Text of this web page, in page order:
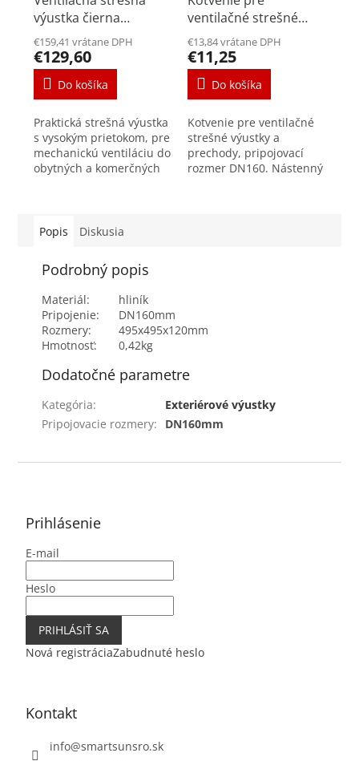
výustka čierna
DN160mm
€159,41 vrátane DPH
€129,60
Do košíka
Praktická strešná výustka
s vysokým prietokom, pre
mechanickú ventiláciu do
obytných a komerčných
vysokoefektívny...
ventilačné strešné
výustky DN160mm
€13,84 vrátane DPH
€11,25
Do košíka
Kotvenie pre ventilačné
strešné výustky a
prechody, pripojovací
rozmer DN160. Nástenný
Popis Diskusia
Podrobný popis
Materiál:
hliník
Pripojenie:
DN160mm
Rozmery:
495x495x120mm
Hmotnosť:
0,42kg
Dodatočné parametre
Kategória:
Exteriérové výustky
Pripojovacie rozmery: DN160mm
Prihlásenie
E-mail
Heslo
PRIHLÁSIŤ SA
Nová registráciaZabudnuté heslo
Kontakt
info@smartsunsro.sk